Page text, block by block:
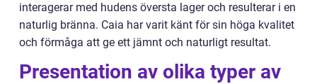
interagerar med hudens översta lager och resulterar i en
naturlig bränna. Caia har varit känt för sin höga kvalitet
och förmåga att ge ett jämnt och naturligt resultat.
Presentation av olika typer av